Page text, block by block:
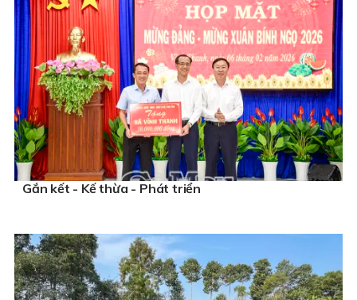
Gắn kết - Kế thừa - Phát triển